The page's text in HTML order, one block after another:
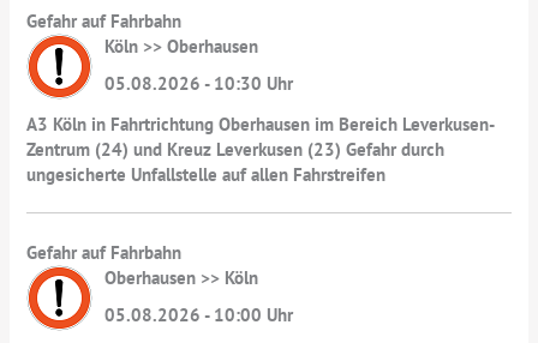
Gefahr auf Fahrbahn
Köln >> Oberhausen
05.08.2026 - 10:30 Uhr
A3 Köln in Fahrtrichtung Oberhausen im Bereich Leverkusen-
Zentrum (24) und Kreuz Leverkusen (23) Gefahr durch
ungesicherte Unfallstelle auf allen Fahrstreifen
Gefahr auf Fahrbahn
Oberhausen >> Köln
05.08.2026 - 10:00 Uhr